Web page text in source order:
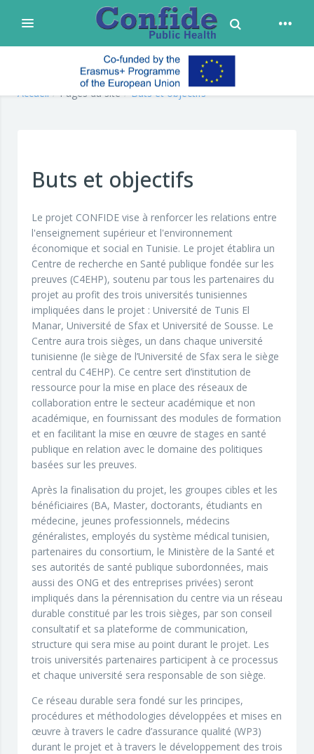
Passer au contenu principal
Déplier Toggle Search
Accueil Pages du site Buts et objectifs
Buts et objectifs
Le projet CONFIDE vise à renforcer les relations entre
l'enseignement supérieur et l'environnement
économique et social en Tunisie. Le projet établira un
Centre de recherche en Santé publique fondée sur les
preuves (C4EHP), soutenu par tous les partenaires du
projet au profit des trois universités tunisiennes
impliquées dans le projet : Université de Tunis El
Manar, Université de Sfax et Université de Sousse. Le
Centre aura trois sièges, un dans chaque université
tunisienne (le siège de l’Université de Sfax sera le siège
central du C4EHP). Ce centre sert d’institution de
ressource pour la mise en place des réseaux de
collaboration entre le secteur académique et non
académique, en fournissant des modules de formation
et en facilitant la mise en œuvre de stages en santé
publique en relation avec le domaine des politiques
basées sur les preuves.
Après la finalisation du projet, les groupes cibles et les
bénéficiaires (BA, Master, doctorants, étudiants en
médecine, jeunes professionnels, médecins
généralistes, employés du système médical tunisien,
partenaires du consortium, le Ministère de la Santé et
ses autorités de santé publique subordonnées, mais
aussi des ONG et des entreprises privées) seront
impliqués dans la pérennisation du centre via un réseau
durable constitué par les trois sièges, par son conseil
consultatif et sa plateforme de communication,
structure qui sera mise au point durant le projet. Les
trois universités partenaires participent à ce processus
et chaque université sera responsable de son siège.
Ce réseau durable sera fondé sur les principes,
procédures et méthodologies développées et mises en
œuvre à travers le cadre d’assurance qualité (WP3)
durant le projet et à travers le développement des trois